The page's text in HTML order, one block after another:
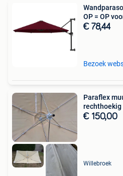
OP = OP
€ 78,44
Bezoek
Paraflex
€ 150,00
Willebroek